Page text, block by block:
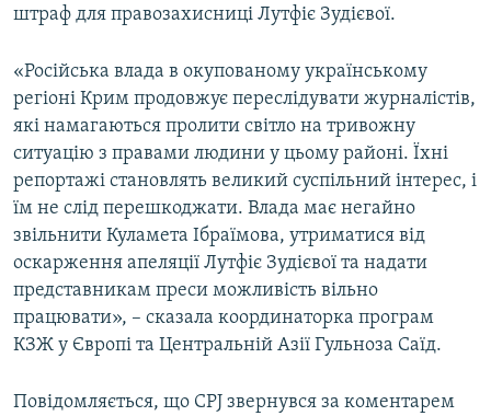
штраф для правозахисниці Лутфіє Зудієвої.
«Російська влада в окупованому українському
регіоні Крим продовжує переслідувати журналістів,
які намагаються пролити світло на тривожну
ситуацію з правами людини у цьому районі. Їхні
репортажі становлять великий суспільний інтерес, і
їм не слід перешкоджати. Влада має негайно
звільнити Куламета Ібраїмова, утриматися від
оскарження апеляції Лутфіє Зудієвої та надати
представникам преси можливість вільно
працювати», – сказала координаторка програм
КЗЖ у Європі та Центральній Азії Гульноза Саїд.
Повідомляється, що CPJ звернувся за коментарем